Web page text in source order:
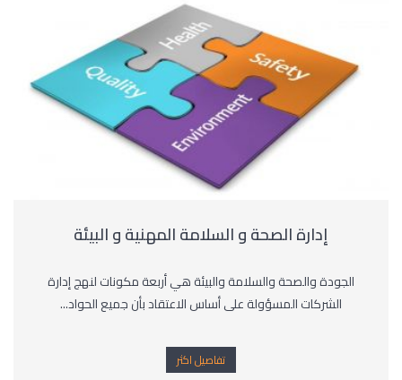
إدارة الصحة و السلامة المهنية و البيئة
الجودة والصحة والسلامة والبيئة هي أربعة مكونات لنهج إدارة
الشركات المسؤولة على أساس الاعتقاد بأن جميع الحواد...
تفاصيل اكثر